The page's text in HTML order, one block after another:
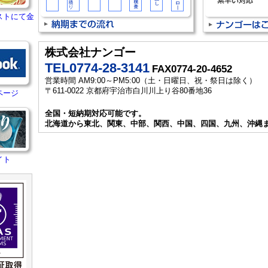
株式会社ナンゴー
TEL0774-28-3141 FAX0774-20-4652
営業時間 AM9:00～PM5:00（土・日曜日、祝・祭日は除く）
〒611-0022 京都府宇治市白川川上り谷80番地36
全国・短納期対応可能です。
北海道から東北、関東、中部、関西、中国、四国、九州、沖縄
トにて金
ージ